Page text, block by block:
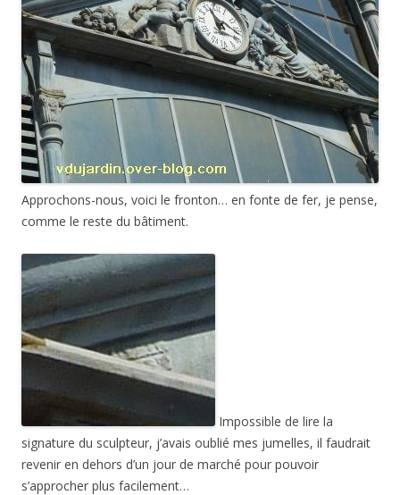
Approchons-nous, voici le fronton… en fonte de fer, je pense,
comme le reste du bâtiment.
Impossible de lire la
signature du sculpteur, j’avais oublié mes jumelles, il faudrait
revenir en dehors d’un jour de marché pour pouvoir
s’approcher plus facilement…